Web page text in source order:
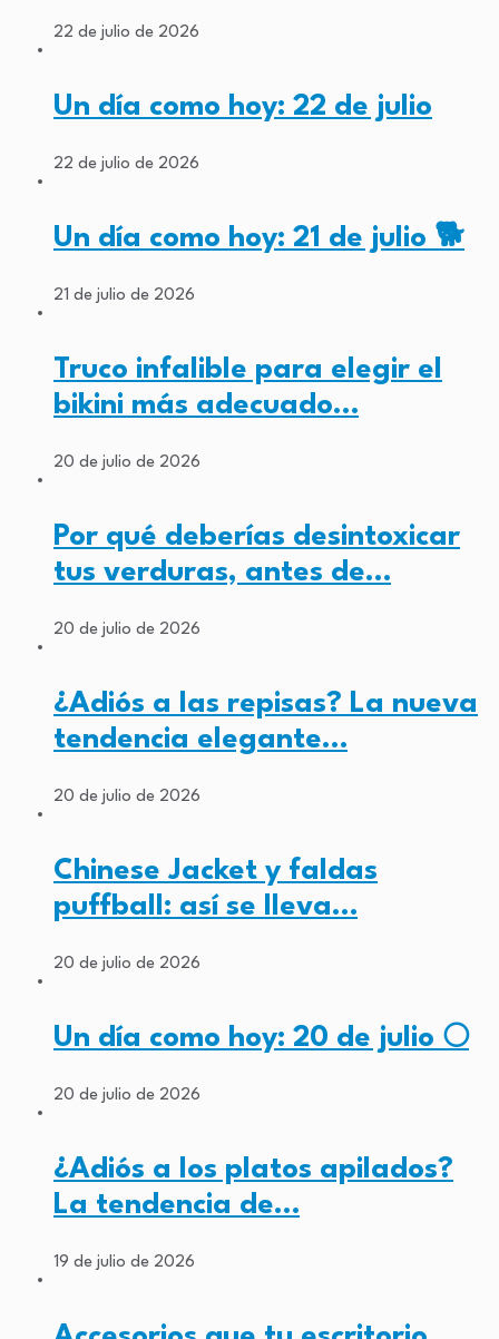
22 de julio de 2026
Un día como hoy: 22 de julio
22 de julio de 2026
Un día como hoy: 21 de julio 🐕
21 de julio de 2026
Truco infalible para elegir el
bikini más adecuado…
20 de julio de 2026
Por qué deberías desintoxicar
tus verduras, antes de…
20 de julio de 2026
¿Adiós a las repisas? La nueva
tendencia elegante…
20 de julio de 2026
Chinese Jacket y faldas
puffball: así se lleva…
20 de julio de 2026
Un día como hoy: 20 de julio 🌕
20 de julio de 2026
¿Adiós a los platos apilados?
La tendencia de…
19 de julio de 2026